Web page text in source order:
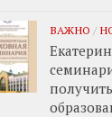
ВАЖНО /